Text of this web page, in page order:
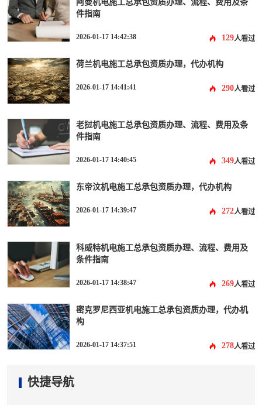
件指南
2026-01-17 14:42:38 129人看过
荷兰机电施工总承包资质办理，代办机构
2026-01-17 14:41:41 290人看过
老挝机电施工总承包资质办理、流程、费用及条
件指南
2026-01-17 14:40:45 349人看过
东帝汶机电施工总承包资质办理，代办机构
2026-01-17 14:39:47 272人看过
科威特机电施工总承包资质办理、流程、费用及
条件指南
2026-01-17 14:38:47 269人看过
密克罗尼西亚机电施工总承包资质办理，代办机
构
2026-01-17 14:37:51 278人看过
快捷导航